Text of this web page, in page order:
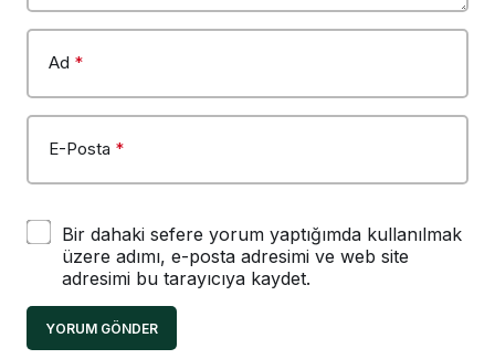
Ad *
E-Posta *
Bir dahaki sefere yorum yaptığımda kullanılmak
üzere adımı, e-posta adresimi ve web site
adresimi bu tarayıcıya kaydet.
YORUM GÖNDER